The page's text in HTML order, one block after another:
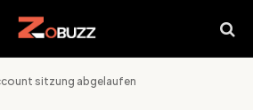
sitzung abgelaufen